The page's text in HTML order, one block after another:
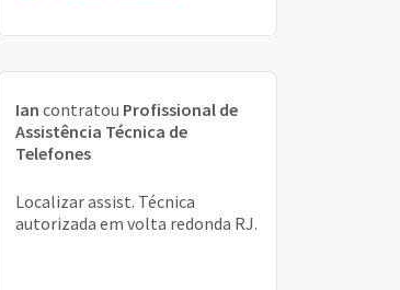
Ian contratou Profissional de
Assistência Técnica de
Telefones
Localizar assist. Técnica
autorizada em volta redonda RJ.